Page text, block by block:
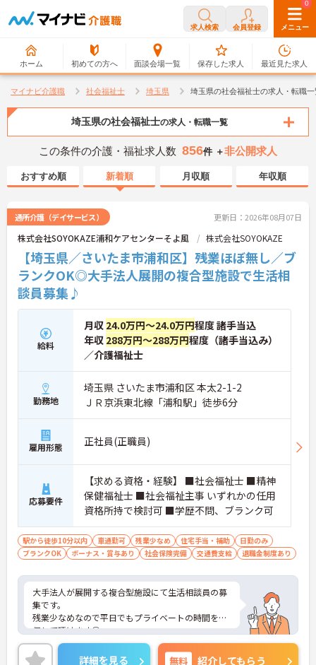
求人検索 会員登録 メニュー
ホーム 初めての方へ 面談会場一覧
0
保存した求人
0
最近見た求人
マイナビ介護職 社会福祉士 埼玉県 埼玉県の社会福祉士の求人・転職一
埼玉県の社会福祉士の求人・転職一覧
この条件の介護・福祉求人数 856件 ＋非公開求人
おすすめ順 新着順 月収順 年収順
通所介護（デイサービス） 更新日：2026年08月07日
株式会社SOYOKAZE浦和ケアセンターそよ風 株式会社SOYOKAZE
【埼玉県／さいたま市浦和区】残業ほぼ無し／ブ
ランクOK◎大手法人展開の複合型施設で生活相
談員募集♪
給料
月収 24.0万円～24.0万円程度 諸手当込
年収 288万円～288万円程度（諸手当込み）
／介護福祉士
勤務地
埼玉県 さいたま市浦和区 本太2-1-2
ＪＲ京浜東北線「浦和駅」徒歩6分
雇用形態 正社員(正職員)
応募要件
【求める資格・経験】 ■社会福祉士 ■精神
保健福祉士 ■社会福祉主事 いずれかの任用
資格所持で検討可 ■学歴不問、ブランク可
駅から徒歩10分以内 車通勤可 残業少なめ 住宅手当・補助
日勤のみ
ブランクOK
ボーナス・賞与あり 社会保険完備 交通費支給 退職金制度あり
大手法人が展開する複合型施設にて生活相談員の募
集です。
残業少なめなので平日でもプライベートの時間を確
保して頂けます◎
ブランクの有る方も検討OK 丁寧に指導いただける
環境が整っています。
詳細を見る 無料 紹介してもらう